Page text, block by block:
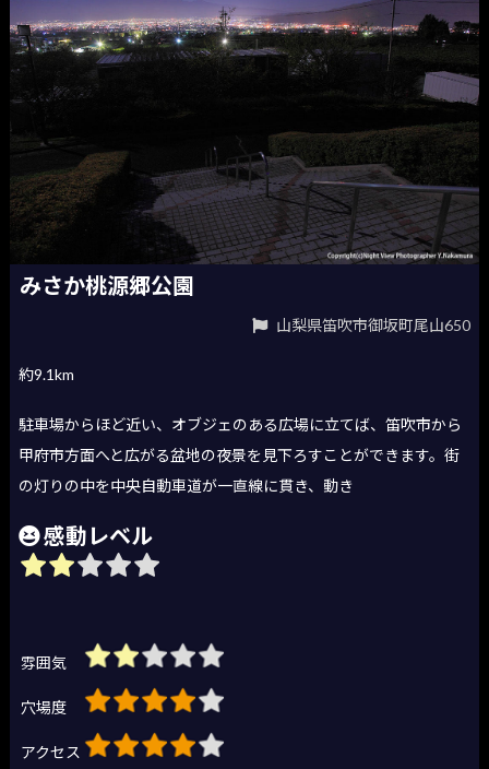
みさか桃源郷公園
山梨県笛吹市御坂町尾山650
約9.1km
駐車場からほど近い、オブジェのある広場に立てば、笛吹市から
甲府市方面へと広がる盆地の夜景を見下ろすことができます。街
の灯りの中を中央自動車道が一直線に貫き、動き
感動レベル
雰囲気
穴場度
アクセス